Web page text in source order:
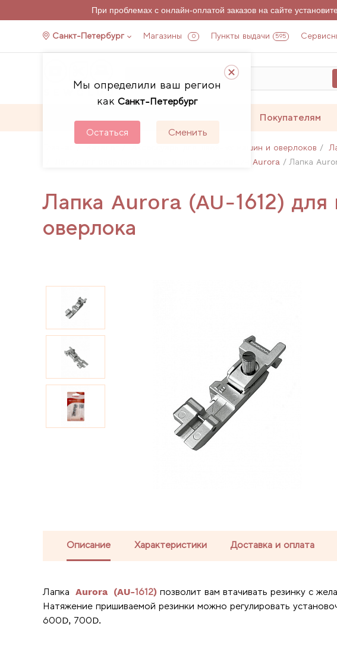
При проблемах с онлайн-оплатой заказов на сайте
Санкт-Петербург Магазины 0 Пункты выдачи 595
Мы определили ваш регион
как Санкт-Петербург
Остаться Сменить
Покупателям
Каталог Аксессуары для швейных машин и оверлоков
Лапки для оверлоков и распошивальных машин Aurora
Лапка
Лапка Aurora (AU-1612)
оверлока
Описание Характеристики Доставка и оплата
Лапка Aurora (AU-1612) позволит вам втачивать резинку с
Натяжение пришиваемой резинки можно регулировать
600D, 700D.